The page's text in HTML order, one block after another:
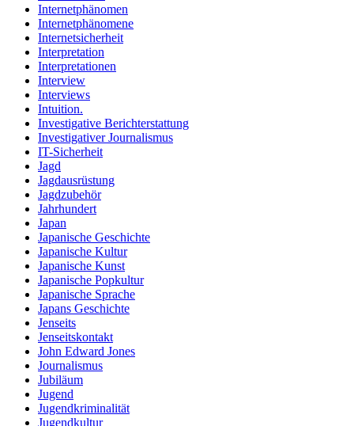
Internetphänomen
Internetphänomene
Internetsicherheit
Interpretation
Interpretationen
Interview
Interviews
Intuition.
Investigative Berichterstattung
Investigativer Journalismus
IT-Sicherheit
Jagd
Jagdausrüstung
Jagdzubehör
Jahrhundert
Japan
Japanische Geschichte
Japanische Kultur
Japanische Kunst
Japanische Popkultur
Japanische Sprache
Japans Geschichte
Jenseits
Jenseitskontakt
John Edward Jones
Journalismus
Jubiläum
Jugend
Jugendkriminalität
Jugendkultur